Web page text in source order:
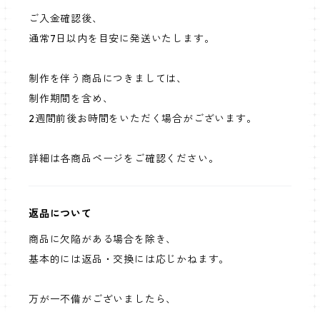
ご入金確認後、
通常7日以内を目安に発送いたします。
制作を伴う商品につきましては、
制作期間を含め、
2週間前後お時間をいただく場合がございます。
詳細は各商品ページをご確認ください。
返品について
商品に欠陥がある場合を除き、
基本的には返品・交換には応じかねます。
万が一不備がございましたら、